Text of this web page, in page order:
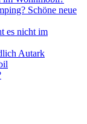
Schöne neue
es nicht im
Autark